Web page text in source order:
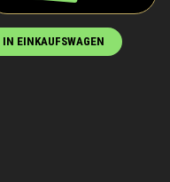
IN EINKAUFSWAGEN